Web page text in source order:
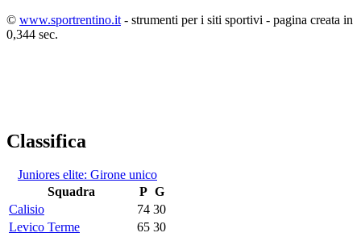
© www.sportrentino.it - strumenti per i siti sportivi - pagina creata in
0,344 sec.
Classifica
Juniores elite: Girone unico
Squadra
P G
Calisio
74 30
Levico Terme
65 30